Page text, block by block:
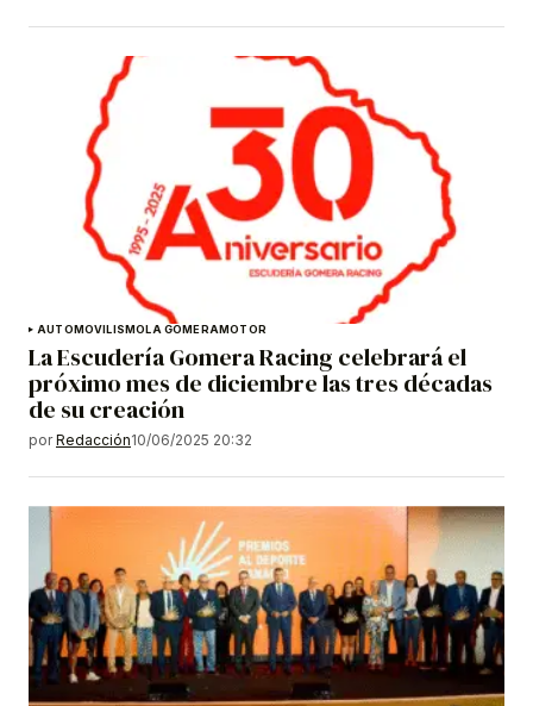
AUTOMOVILISMOLA GOMERAMOTOR
La Escudería Gomera Racing celebrará el
próximo mes de diciembre las tres décadas
de su creación
por Redacción10/06/2025 20:32